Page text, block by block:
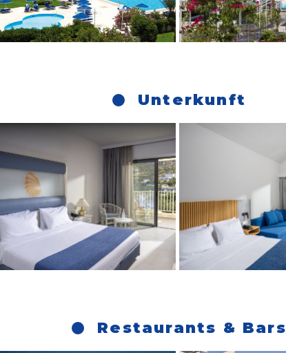
Unterkunft
Restaurants & Bars